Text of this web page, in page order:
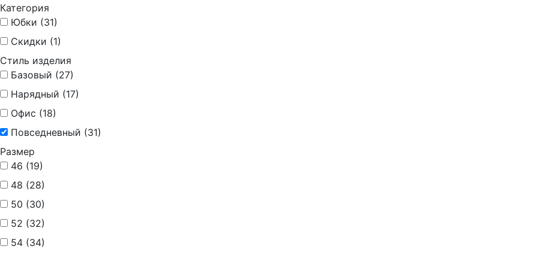
Категория
Юбки (31)
Скидки (1)
Стиль изделия
Базовый (27)
Нарядный (17)
Офис (18)
Повседневный (31)
Размер
46 (19)
48 (28)
50 (30)
52 (32)
54 (34)